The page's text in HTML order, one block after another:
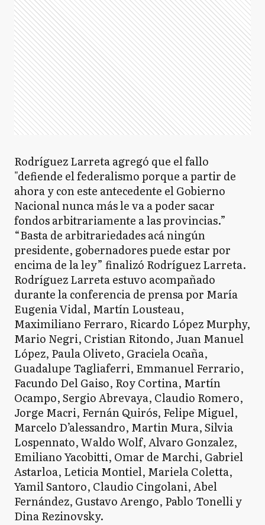
Rodríguez Larreta agregó que el fallo
"defiende el federalismo porque a partir de
ahora y con este antecedente el Gobierno
Nacional nunca más le va a poder sacar
fondos arbitrariamente a las provincias.”
“Basta de arbitrariedades acá ningún
presidente, gobernadores puede estar por
encima de la ley” finalizó Rodríguez Larreta.
Rodríguez Larreta estuvo acompañado
durante la conferencia de prensa por María
Eugenia Vidal, Martín Lousteau,
Maximiliano Ferraro, Ricardo López Murphy,
Mario Negri, Cristian Ritondo, Juan Manuel
López, Paula Oliveto, Graciela Ocaña,
Guadalupe Tagliaferri, Emmanuel Ferrario,
Facundo Del Gaiso, Roy Cortina, Martín
Ocampo, Sergio Abrevaya, Claudio Romero,
Jorge Macri, Fernán Quirós, Felipe Miguel,
Marcelo D’alessandro, Martin Mura, Silvia
Lospennato, Waldo Wolf, Alvaro Gonzalez,
Emiliano Yacobitti, Omar de Marchi, Gabriel
Astarloa, Leticia Montiel, Mariela Coletta,
Yamil Santoro, Claudio Cingolani, Abel
Fernández, Gustavo Arengo, Pablo Tonelli y
Dina Rezinovsky.